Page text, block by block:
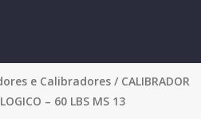
e Calibradores / CALIBRADOR
– 60 LBS MS 13